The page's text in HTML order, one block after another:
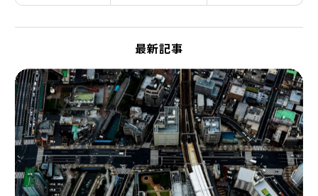
最新記事